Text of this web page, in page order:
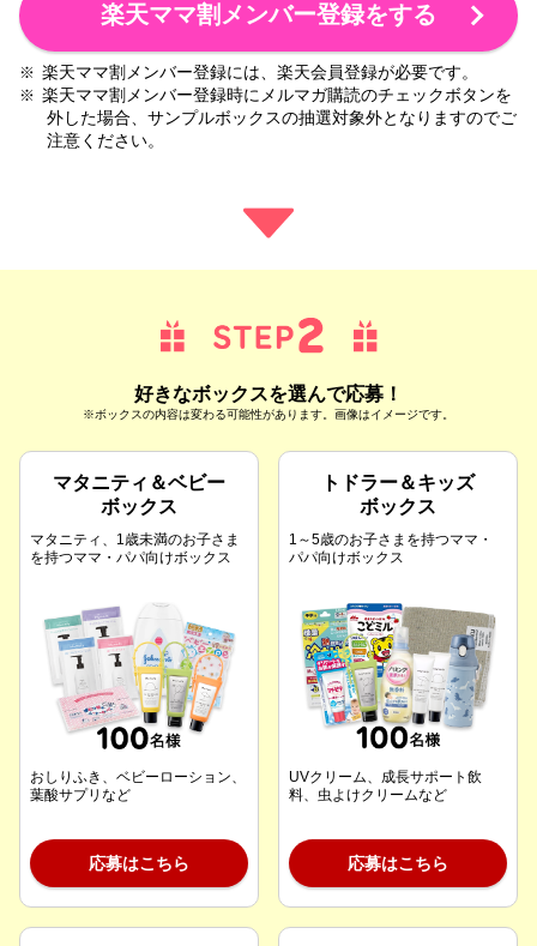
楽天ママ割メンバー登録をする
※ 楽天ママ割メンバー登録には、楽天会員登録が必要です。
※ 楽天ママ割メンバー登録時にメルマガ購読のチェックボタンを
外した場合、サンプルボックスの抽選対象外となりますのでご
注意ください。
好きなボックスを選んで応募！
※ボックスの内容は変わる可能性があります。画像はイメージです。
マタニティ＆ベビー
ボックス
マタニティ、1歳未満のお子さま
を持つママ・パパ向けボックス
おしりふき、ベビーローション、
葉酸サプリなど
応募はこちら
トドラー＆キッズ
ボックス
1～5歳のお子さまを持つママ・
パパ向けボックス
UVクリーム、成長サポート飲
料、虫よけクリームなど
応募はこちら